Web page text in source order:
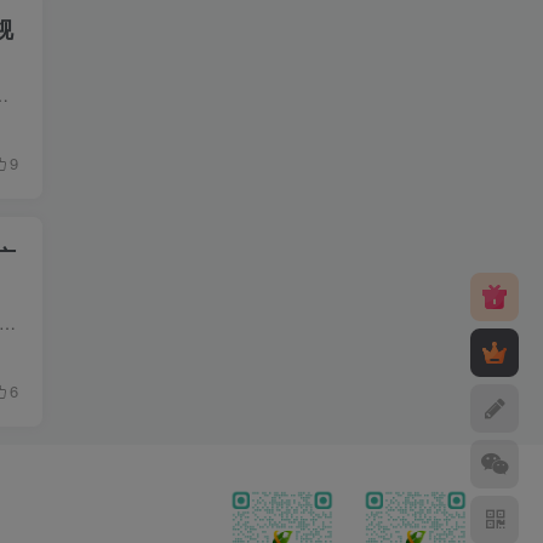
不相上下，很多资源站都是用的这款主题，它是基于E...
9
源码简介 要搭建星宿UI，您需要准备备用域名、服务器和微信小程序账号。目前，最新版的星宿UI是2.51版本。 星宿UI提供了多项功能，包括文章展示、文章分类、资源链接下载和轮播图等。此外，还支...
6